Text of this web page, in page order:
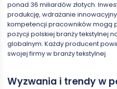
ponad 36 miliardów złotych.
produkcję, wdrażanie
kompetencji pracowników mogą
pozycji polskiej branży tekstylnej
globalnym. Każdy producent
swojej firmy w branży tekstylnej
Wyzwania i trendy w